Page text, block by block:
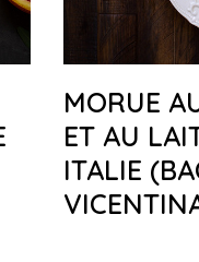
MORUE
ET AU
ITALIE